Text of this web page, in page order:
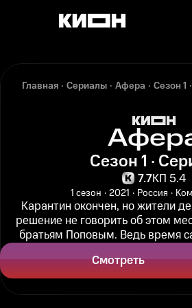
Главная Сериалы Афера Сезон 1
Сезон 1 ·
7.7КП 5.4
1 сезон 2021 Россия
Карантин окончен, но жители
решение не говорить об этом
братьям Поповым. Ведь время
самым спокойным за
Смотреть